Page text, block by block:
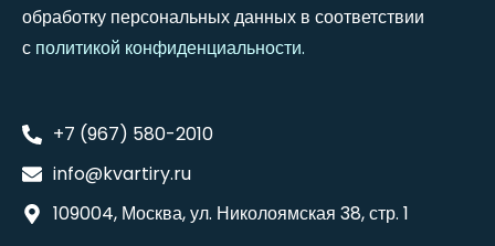
обработку персональных данных в соответствии
с политикой конфиденциальности.
+7 (967) 580-2010
info@kvartiry.ru
109004, Москва, ул. Николоямская 38, стр. 1